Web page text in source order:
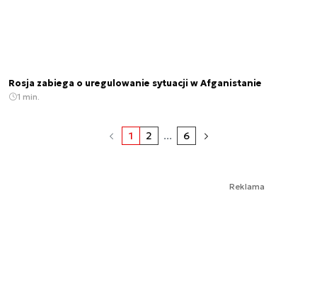
Rosja zabiega o uregulowanie sytuacji w Afganistanie
1 min.
1 2 ... 6
Reklama